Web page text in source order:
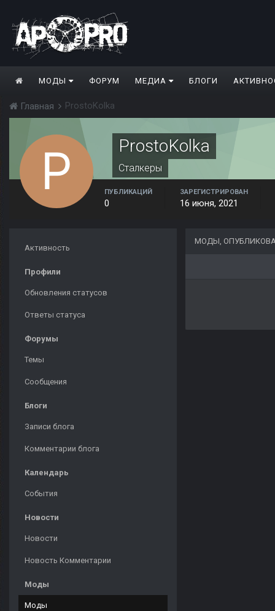
МОДЫ ФОРУМ МЕДИА БЛОГИ
Главная ProstoKolka
ProstoKolka
Сталкеры
ПУБЛИКАЦИЙ
0
ЗАРЕГИСТРИРОВАН
16 июня, 2021
Активность
Профили
Обновления статусов
Ответы статуса
Форумы
Темы
Сообщения
Блоги
Записи блога
Комментарии блога
Календарь
События
Новости
Новости
Новость Комментарии
Моды
Моды
МОДЫ,